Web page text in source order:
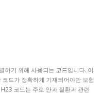
하기 위해 사용되는 코드입니다. 이
드가 정확하게 기재되어야만 보험
코드는 주로 안과 질환과 관련